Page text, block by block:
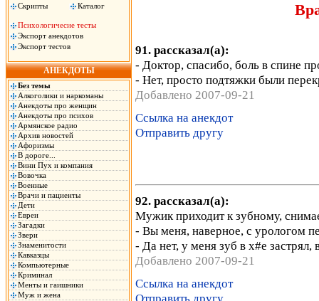
Скрипты
Каталог
Психологичесие тесты
Экспорт анекдотов
Экспорт тестов
АНЕКДОТЫ
Без темы
Алкоголики и наркоманы
Анекдоты про женщин
Анекдоты про психов
Армянское радио
Архив новостей
Афоризмы
В дороге...
Вини Пух и компания
Вовочка
Военные
Врачи и пациенты
Дети
Евреи
Загадки
Звери
Знаменитости
Кавказцы
Компьютерные
Криминал
Менты и гаишники
Муж и жена
91. рассказал(а):
- Доктор, спасибо, боль в спине
- Нет, просто подтяжки были
Добавлено 2007-09-21
Ссылка на анекдот
Отправить другу
92. рассказал(а):
Мужик приходит к зубному,
- Вы меня, наверное, с урологом
- Да нет, у меня зуб в х#е застрял,
Добавлено 2007-09-21
Ссылка на анекдот
Отправить другу